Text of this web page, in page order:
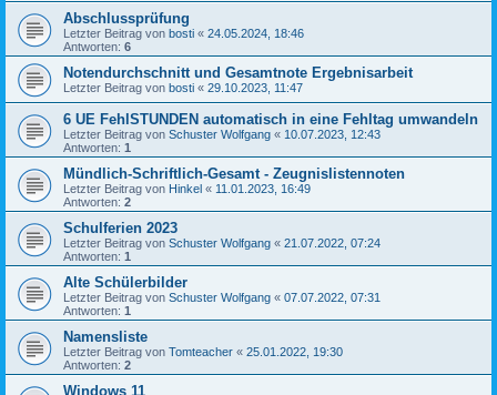
Abschlussprüfung
Letzter Beitrag von bosti « 24.05.2024, 18:46
Antworten: 6
Notendurchschnitt und Gesamtnote Ergebnisarbeit
Letzter Beitrag von bosti « 29.10.2023, 11:47
6 UE FehlSTUNDEN automatisch in eine Fehltag umwandeln
Letzter Beitrag von Schuster Wolfgang « 10.07.2023, 12:43
Antworten: 1
Mündlich-Schriftlich-Gesamt - Zeugnislistennoten
Letzter Beitrag von Hinkel « 11.01.2023, 16:49
Antworten: 2
Schulferien 2023
Letzter Beitrag von Schuster Wolfgang « 21.07.2022, 07:24
Antworten: 1
Alte Schülerbilder
Letzter Beitrag von Schuster Wolfgang « 07.07.2022, 07:31
Antworten: 1
Namensliste
Letzter Beitrag von Tomteacher « 25.01.2022, 19:30
Antworten: 2
Windows 11